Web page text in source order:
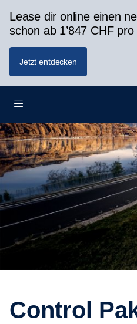
Lease dir online einen
schon ab 1’847 CHF
Jetzt entdecken
Control